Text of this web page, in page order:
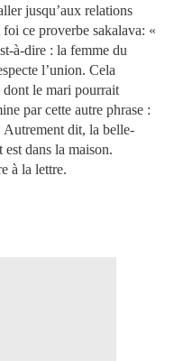
jusqu’aux relations
ce proverbe sakalava: «
à-dire : la femme du
l’union. Cela
dont le mari pourrait
par cette autre phrase :
Autrement dit, la belle-
est dans la maison.
à la lettre.